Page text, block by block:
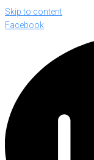
Skip to content
Facebook